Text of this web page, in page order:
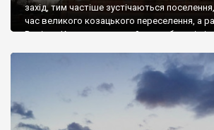
захід, тим частіше зустічаються
час великого козацького переселення, а
Вирівка Контопського району на березі
топоніми), засноване 1636 року польською
території Чернігівського воєводства